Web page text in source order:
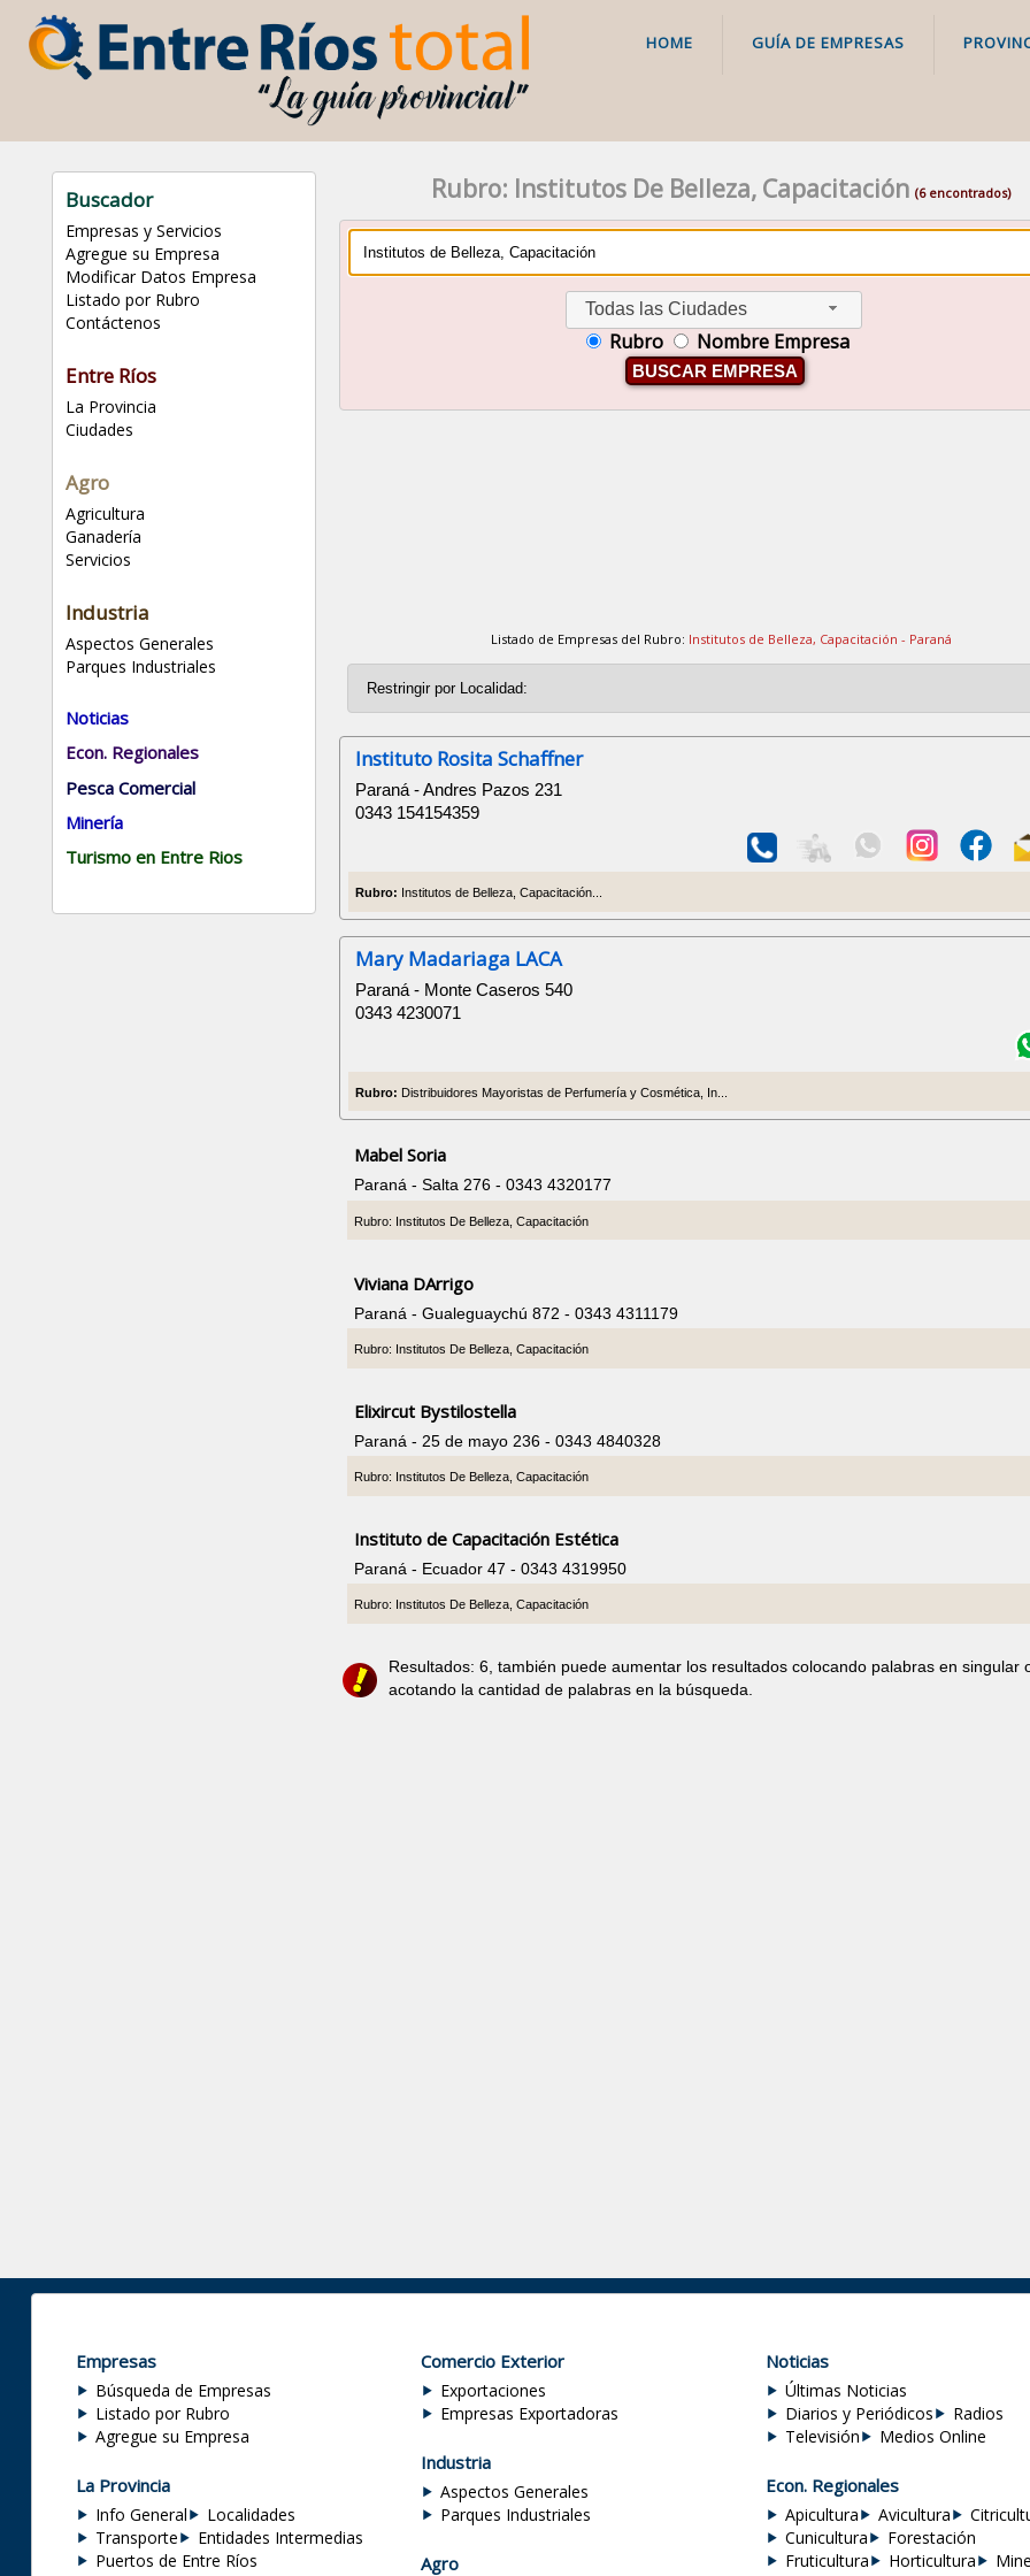
HOME GUÍA DE EMPRESAS
Buscador
Empresas y Servicios
Agregue su Empresa
Modificar Datos Empresa
Listado por Rubro
Contáctenos
Entre Ríos
La Provincia
Ciudades
Agro
Agricultura
Ganadería
Servicios
Industria
Aspectos Generales
Parques Industriales
Noticias
Econ. Regionales
Pesca Comercial
Minería
Turismo en Entre Rios
Rubro: Institutos De Belleza, Capacitación(6 encontrados)
Todas las Ciudades
Rubro Nombre Empresa
BUSCAR EMPRESA
Listado de Empresas del Rubro: Institutos de Belleza, Capacitación - Paraná
Instituto Rosita Schaffner
Paraná - Andres Pazos 231
0343 154154359
Rubro: Institutos de Belleza, Capacitación...
Mary Madariaga LACA
Paraná - Monte Caseros 540
0343 4230071
Rubro: Distribuidores Mayoristas de Perfumería y Cosmética, In...
Mabel Soria
Paraná - Salta 276 - 0343 4320177
Rubro: Institutos De Belleza, Capacitación
Viviana DArrigo
Paraná - Gualeguaychú 872 - 0343 4311179
Rubro: Institutos De Belleza, Capacitación
Elixircut Bystilostella
Paraná - 25 de mayo 236 - 0343 4840328
Rubro: Institutos De Belleza, Capacitación
Instituto de Capacitación Estética
Paraná - Ecuador 47 - 0343 4319950
Rubro: Institutos De Belleza, Capacitación
Resultados: 6, también puede aumentar los resultados colocando palabras en singular
acotando la cantidad de palabras en la búsqueda.
Empresas
Búsqueda de Empresas
Listado por Rubro
Agregue su Empresa
La Provincia
Info General
Localidades
Transporte
Entidades Intermedias
Puertos de Entre Ríos
Comercio Exterior
Exportaciones
Empresas Exportadoras
Industria
Aspectos Generales
Parques Industriales
Agro
Noticias
Últimas Noticias
Diarios y Periódicos
Radios
Televisión
Medios Online
Econ. Regionales
Apicultura Avicultura
Cunicultura
Forestación
Fruticultura
Horticultura